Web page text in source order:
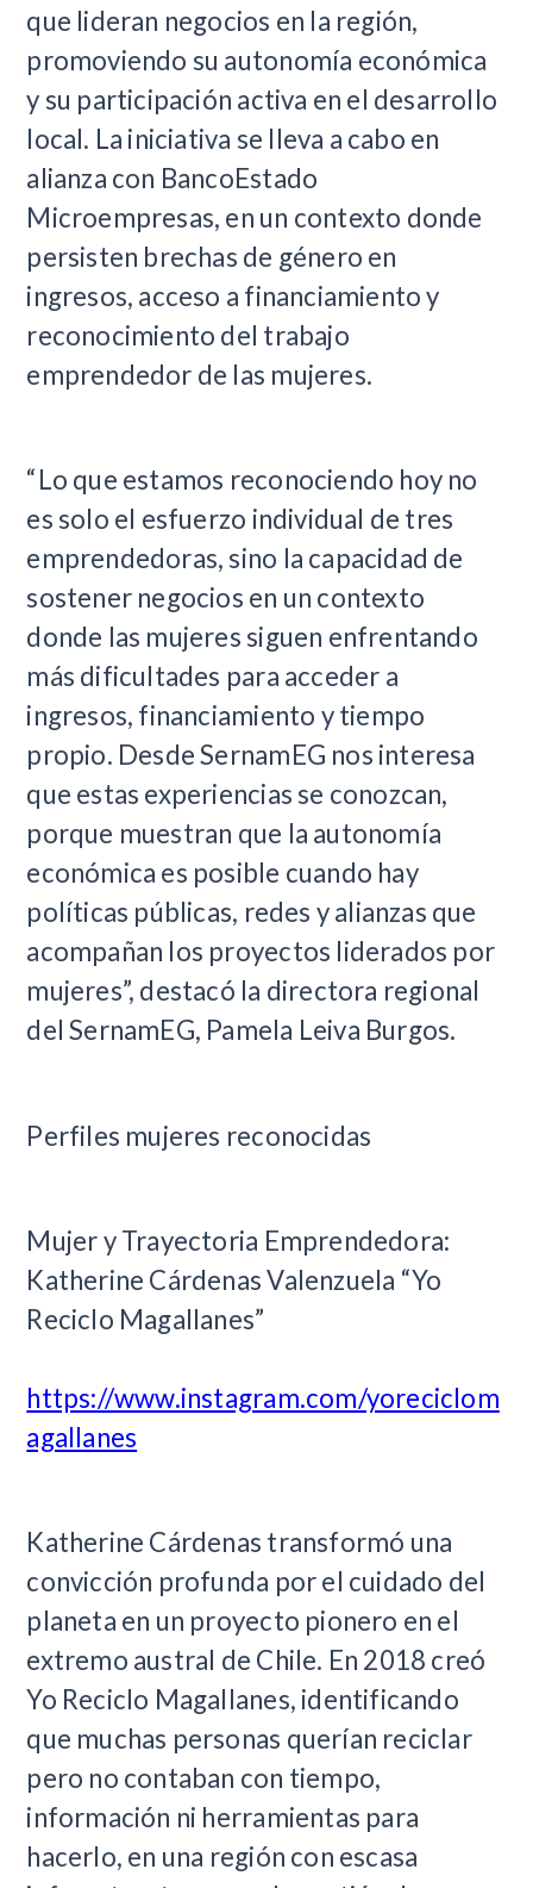
que lideran negocios en la región,
promoviendo su autonomía económica
y su participación activa en el desarrollo
local. La iniciativa se lleva a cabo en
alianza con BancoEstado
Microempresas, en un contexto donde
persisten brechas de género en
ingresos, acceso a financiamiento y
reconocimiento del trabajo
emprendedor de las mujeres.
“Lo que estamos reconociendo hoy no
es solo el esfuerzo individual de tres
emprendedoras, sino la capacidad de
sostener negocios en un contexto
donde las mujeres siguen enfrentando
más dificultades para acceder a
ingresos, financiamiento y tiempo
propio. Desde SernamEG nos interesa
que estas experiencias se conozcan,
porque muestran que la autonomía
económica es posible cuando hay
políticas públicas, redes y alianzas que
acompañan los proyectos liderados por
mujeres”, destacó la directora regional
del SernamEG, Pamela Leiva Burgos.
Perfiles mujeres reconocidas
Mujer y Trayectoria Emprendedora:
Katherine Cárdenas Valenzuela “Yo
Reciclo Magallanes”
https://www.instagram.com/yoreciclom
agallanes
Katherine Cárdenas transformó una
convicción profunda por el cuidado del
planeta en un proyecto pionero en el
extremo austral de Chile. En 2018 creó
Yo Reciclo Magallanes, identificando
que muchas personas querían reciclar
pero no contaban con tiempo,
información ni herramientas para
hacerlo, en una región con escasa